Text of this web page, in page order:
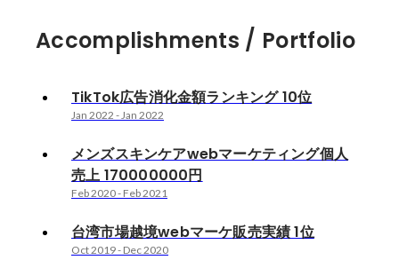
Accomplishments / Portfolio
TikTok広告消化金額ランキング 10位
Jan 2022 -Jan 2022
メンズスキンケアwebマーケティング個人
売上 170000000円
Feb 2020- Feb 2021
台湾市場越境webマーケ販売実績 1位
Oct 2019- Dec 2020